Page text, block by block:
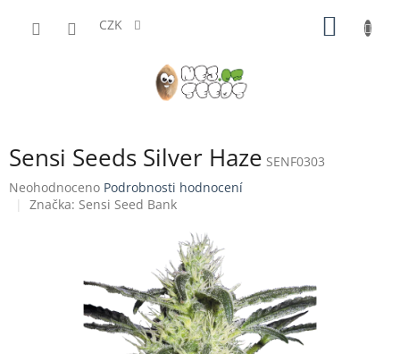
CZK
Sensi Seeds Silver Haze SENF0303
Průměrné
hodnocení
Neohodnoceno Podrobnosti hodnocení
Značka: Sensi Seed Bank